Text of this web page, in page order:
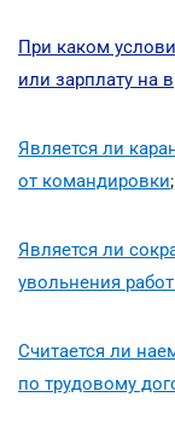
При каком
или зарплату на
Является ли
от командировки;
Является ли
увольнения
Считается ли
по трудовому